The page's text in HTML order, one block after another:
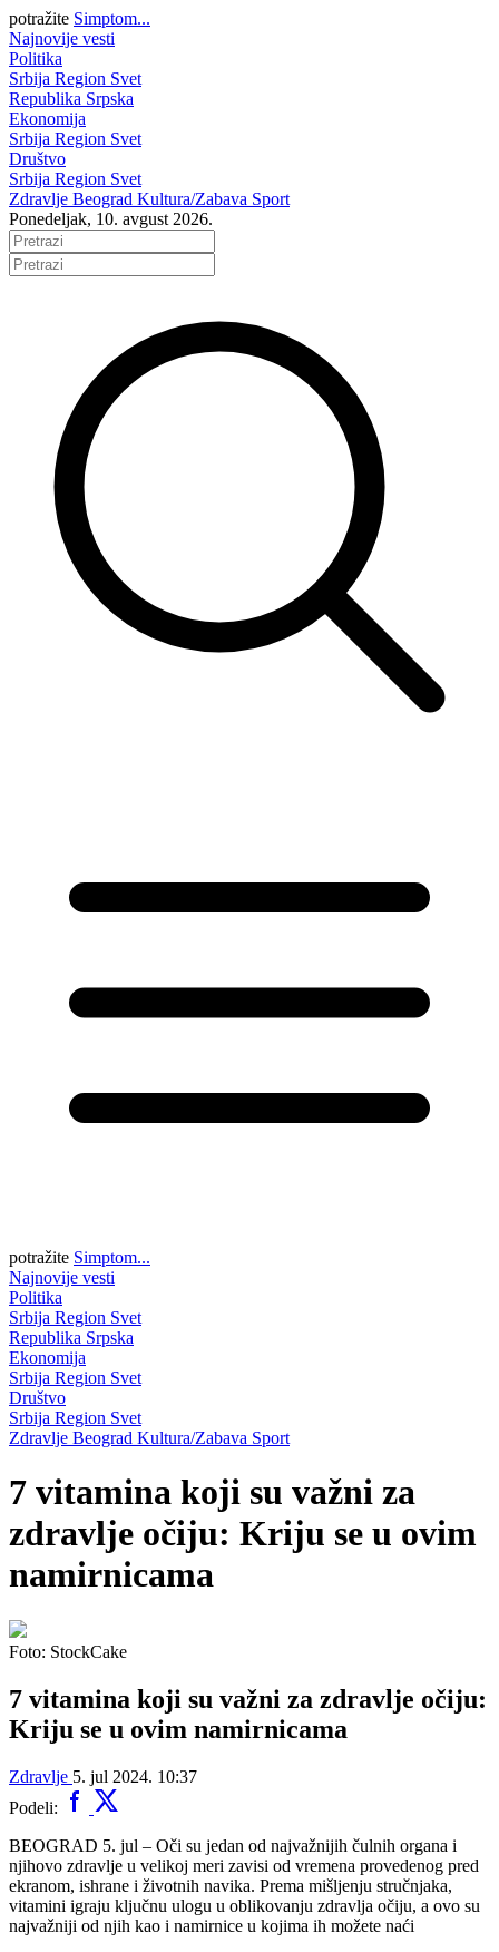
potražite Simptom...
Najnovije vesti
Politika
Srbija Region Svet
Republika Srpska
Ekonomija
Srbija Region Svet
Društvo
Srbija Region Svet
Zdravlje Beograd Kultura/Zabava Sport
Ponedeljak, 10. avgust 2026.
potražite Simptom...
Najnovije vesti
Politika
Srbija Region Svet
Republika Srpska
Ekonomija
Srbija Region Svet
Društvo
Srbija Region Svet
Zdravlje Beograd Kultura/Zabava Sport
7 vitamina koji su važni za
zdravlje očiju: Kriju se u ovim
namirnicama
Foto: StockCake
7 vitamina koji su važni za zdravlje očiju:
Kriju se u ovim namirnicama
Zdravlje 5. jul 2024. 10:37
Podeli:
BEOGRAD 5. jul – Oči su jedan od najvažnijih čulnih organa i
njihovo zdravlje u velikoj meri zavisi od vremena provedenog pred
ekranom, ishrane i životnih navika. Prema mišljenju stručnjaka,
vitamini igraju ključnu ulogu u oblikovanju zdravlja očiju, a ovo su
najvažniji od njih kao i namirnice u kojima ih možete naći